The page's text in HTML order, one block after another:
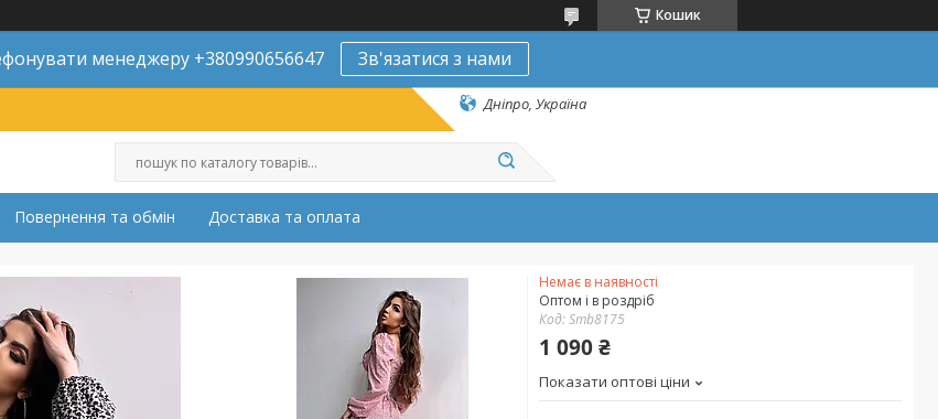
Кошик
менеджеру +380990656647 Зв'язатися з нами
Дніпро, Україна
Повернення та обмін Доставка та оплата
Немає в наявності
Оптом і в роздріб
Код:Smb8175
1 090 ₴
Показати оптові ціни